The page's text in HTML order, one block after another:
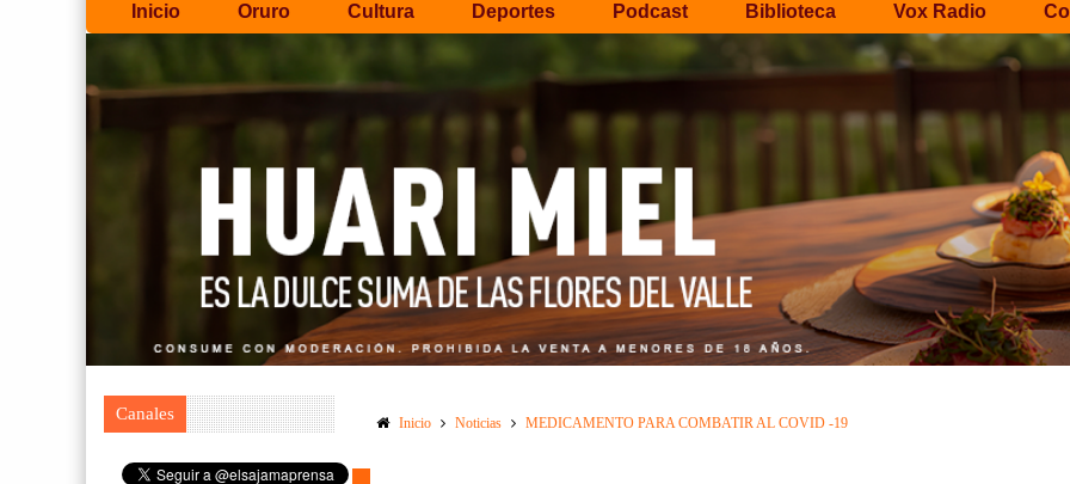
Inicio Oruro Cultura Deportes Podcast Biblioteca Vox Radio
Canales Inicio Noticias MEDICAMENTO PARA COMBATIR AL COVID -19